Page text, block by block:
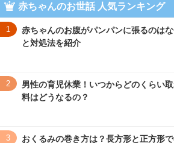
赤ちゃんのお世話 人気ランキング
1
赤ちゃんのお腹がパンパンに張るのは
と対処法を紹介
2
男性の育児休業！いつからどのくらい
料はどうなるの？
3
おくるみの巻き方は？長方形と正方形